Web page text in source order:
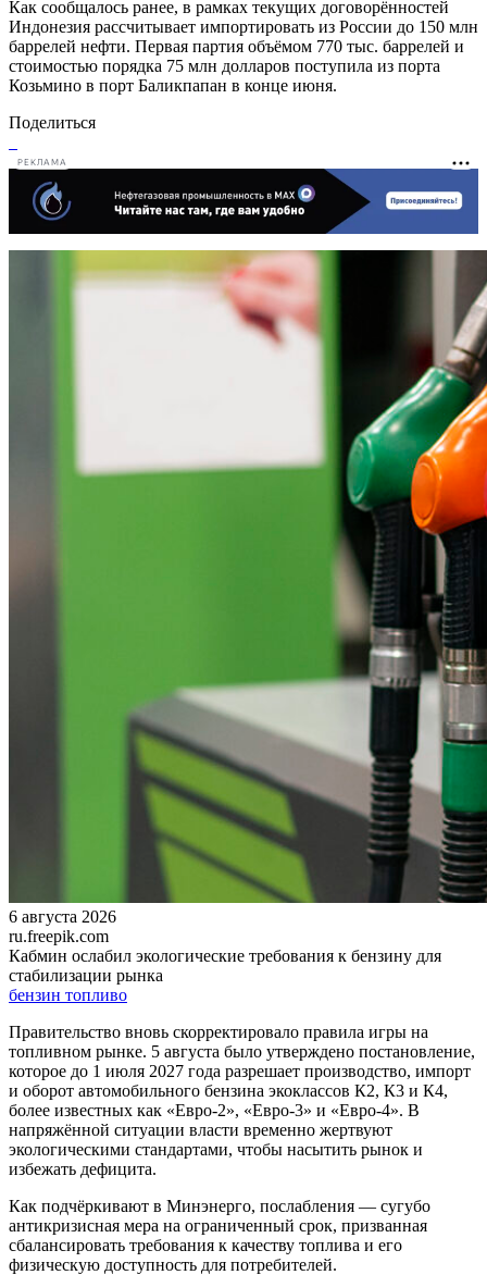
Как сообщалось ранее, в рамках текущих договорённостей
Индонезия рассчитывает импортировать из России до 150 млн
баррелей нефти. Первая партия объёмом 770 тыс. баррелей и
стоимостью порядка 75 млн долларов поступила из порта
Козьмино в порт Баликпапан в конце июня.
Поделиться
РЕКЛАМА
6 августа 2026
ru.freepik.com
Кабмин ослабил экологические требования к бензину для
стабилизации рынка
бензин топливо
Правительство вновь скорректировало правила игры на
топливном рынке. 5 августа было утверждено постановление,
которое до 1 июля 2027 года разрешает производство, импорт
и оборот автомобильного бензина экоклассов К2, К3 и К4,
более известных как «Евро-2», «Евро-3» и «Евро-4». В
напряжённой ситуации власти временно жертвуют
экологическими стандартами, чтобы насытить рынок и
избежать дефицита.
Как подчёркивают в Минэнерго, послабления — сугубо
антикризисная мера на ограниченный срок, призванная
сбалансировать требования к качеству топлива и его
физическую доступность для потребителей.